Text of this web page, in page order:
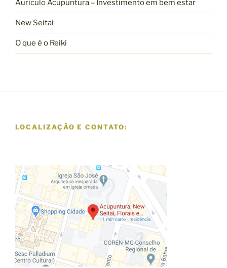
Auriculo Acupuntura – Investimento em bem estar
New Seitai
O que é o Reiki
LOCALIZAÇÃO E CONTATO: